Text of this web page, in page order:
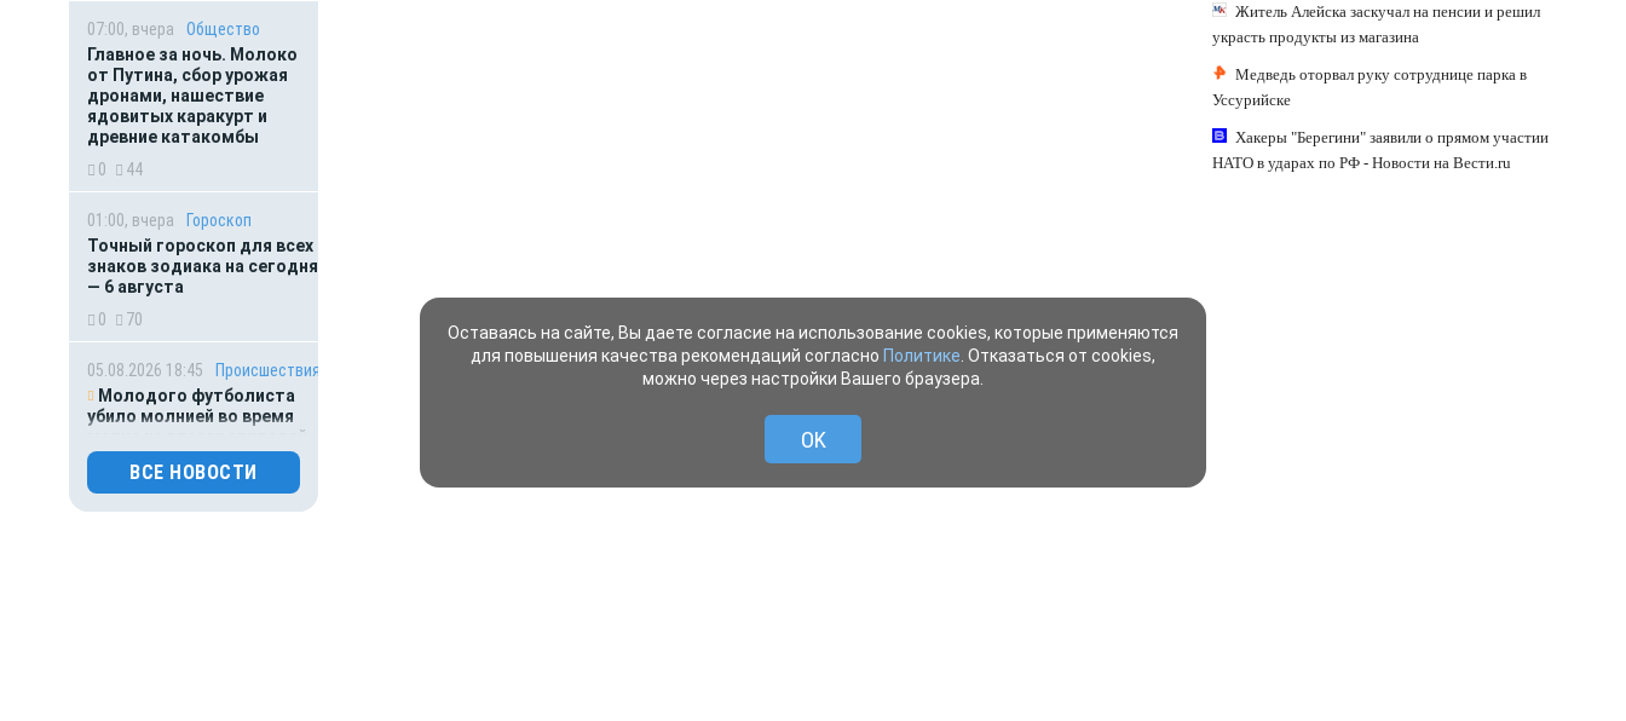
07:00, вчера
Общество
Главное за ночь. Молоко
от Путина, сбор урожая
дронами, нашествие
ядовитых каракурт и
древние катакомбы
0
44
01:00, вчера
Гороскоп
Точный гороскоп для всех
знаков зодиака на сегодня
— 6 августа
0
70
05.08.2026 18:45
Происшествия
Молодого футболиста
убило молнией во время
матча на глазах зрителей
226
ВСЕ НОВОСТИ
Житель Алейска заскучал на пенсии и решил
украсть продукты из магазина
Медведь оторвал руку сотруднице парка в
Уссурийске
Хакеры "Берегини" заявили о прямом участии
НАТО в ударах по РФ - Новости на Вести.ru
Оставаясь на сайте, Вы даете согласие на использование cookies, которые применяются
для повышения качества рекомендаций согласно Политике . Отказаться от cookies,
можно через настройки Вашего браузера.
OK